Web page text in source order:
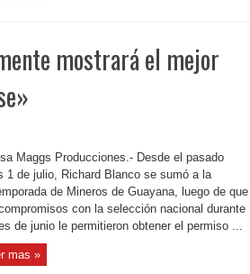
mostrará el mejor
Maggs Producciones.- Desde el pasado
1 de julio, Richard Blanco se sumó a la
de Mineros de Guayana, luego de que
con la selección nacional durante
de junio le permitieron obtener el permiso ...
mas »